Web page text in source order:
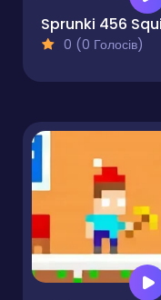
0 (0 Голосів)